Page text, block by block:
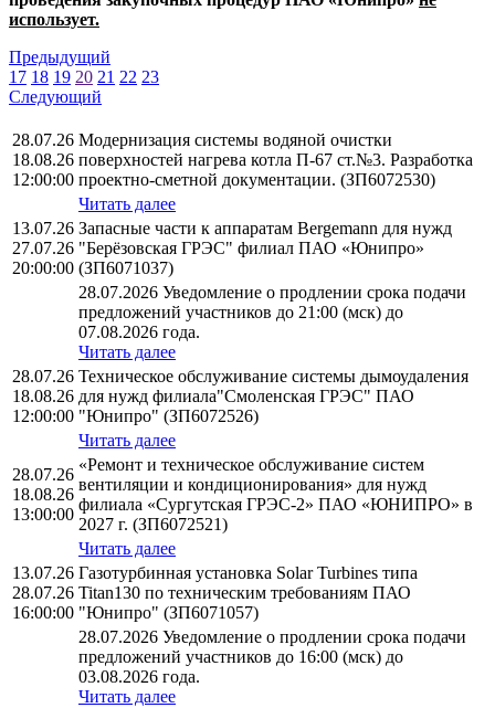
использует.
Предыдущий
17 18 19 20 21 22 23
Следующий
28.07.26
18.08.26
12:00:00
Модернизация системы водяной очистки
поверхностей нагрева котла П-67 ст.№3. Разработка
проектно-сметной документации. (ЗП6072530)
Читать далее
13.07.26
27.07.26
20:00:00
Запасные части к аппаратам Bergemann для нужд
"Берёзовская ГРЭС" филиал ПАО «Юнипро»
(ЗП6071037)
28.07.2026 Уведомление о продлении срока подачи
предложений участников до 21:00 (мск) до
07.08.2026 года.
Читать далее
28.07.26
18.08.26
12:00:00
Техническое обслуживание системы дымоудаления
для нужд филиала"Смоленская ГРЭС" ПАО
"Юнипро" (ЗП6072526)
Читать далее
28.07.26
18.08.26
13:00:00
«Ремонт и техническое обслуживание систем
вентиляции и кондиционирования» для нужд
филиала «Сургутская ГРЭС-2» ПАО «ЮНИПРО» в
2027 г. (ЗП6072521)
Читать далее
13.07.26
28.07.26
16:00:00
Газотурбинная установка Solar Turbines типа
Titan130 по техническим требованиям ПАО
"Юнипро" (ЗП6071057)
28.07.2026 Уведомление о продлении срока подачи
предложений участников до 16:00 (мск) до
03.08.2026 года.
Читать далее